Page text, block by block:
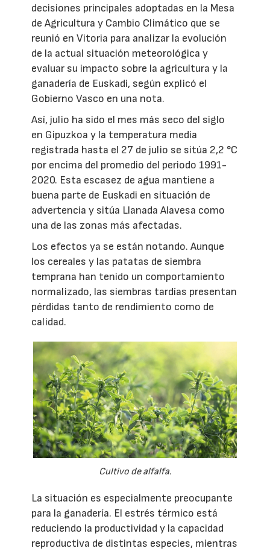
decisiones principales adoptadas en la Mesa
de Agricultura y Cambio Climático que se
reunió en Vitoria para analizar la evolución
de la actual situación meteorológica y
evaluar su impacto sobre la agricultura y la
ganadería de Euskadi, según explicó el
Gobierno Vasco en una nota.
Así, julio ha sido el mes más seco del siglo
en Gipuzkoa y la temperatura media
registrada hasta el 27 de julio se sitúa 2,2 °C
por encima del promedio del periodo 1991-
2020. Esta escasez de agua mantiene a
buena parte de Euskadi en situación de
advertencia y sitúa Llanada Alavesa como
una de las zonas más afectadas.
Los efectos ya se están notando. Aunque
los cereales y las patatas de siembra
temprana han tenido un comportamiento
normalizado, las siembras tardías presentan
pérdidas tanto de rendimiento como de
calidad.
Cultivo de alfalfa.
La situación es especialmente preocupante
para la ganadería. El estrés térmico está
reduciendo la productividad y la capacidad
reproductiva de distintas especies, mientras